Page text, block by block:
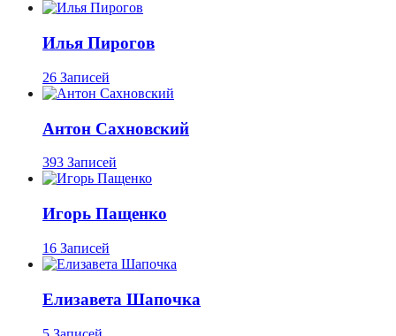
Илья Пирогов
26 Записей
Антон Сахновский
393 Записей
Игорь Пащенко
16 Записей
Елизавета Шапочка